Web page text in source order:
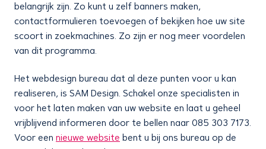
belangrijk zijn. Zo kunt u zelf banners maken,
contactformulieren toevoegen of bekijken hoe uw site
scoort in zoekmachines. Zo zijn er nog meer voordelen
van dit programma.
Het webdesign bureau dat al deze punten voor u kan
realiseren, is SAM Design. Schakel onze specialisten in
voor het laten maken van uw website en laat u geheel
vrijblijvend informeren door te bellen naar 085 303 7173.
Voor een nieuwe website bent u bij ons bureau op de